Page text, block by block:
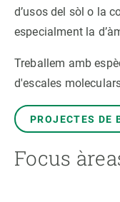
d’usos del sòl o la
especialment la
Treballem amb
d'escales
PROJECTES DE
Focus
Infraestructures
Oficina de
Documentació